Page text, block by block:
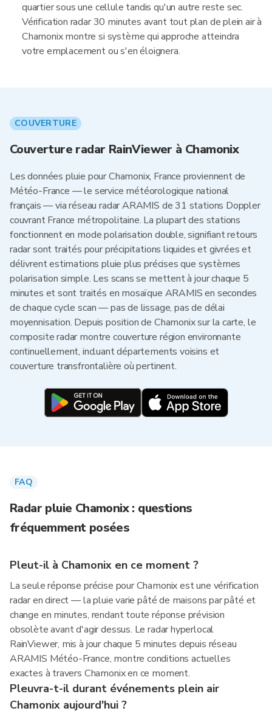
quartier sous une cellule tandis qu'un autre reste sec.
Vérification radar 30 minutes avant tout plan de plein air à
Chamonix montre si système qui approche atteindra
votre emplacement ou s'en éloignera.
COUVERTURE
Couverture radar RainViewer à Chamonix
Les données pluie pour Chamonix, France proviennent de
Météo-France — le service météorologique national
français — via réseau radar ARAMIS de 31 stations Doppler
couvrant France métropolitaine. La plupart des stations
fonctionnent en mode polarisation double, signifiant retours
radar sont traités pour précipitations liquides et givrées et
délivrent estimations pluie plus précises que systèmes
polarisation simple. Les scans se mettent à jour chaque 5
minutes et sont traités en mosaïque ARAMIS en secondes
de chaque cycle scan — pas de lissage, pas de délai
moyennisation. Depuis position de Chamonix sur la carte, le
composite radar montre couverture région environnante
continuellement, incluant départements voisins et
couverture transfrontalière où pertinent.
FAQ
Radar pluie Chamonix : questions
fréquemment posées
Pleut-il à Chamonix en ce moment ?
La seule réponse précise pour Chamonix est une vérification
radar en direct — la pluie varie pâté de maisons par pâté et
change en minutes, rendant toute réponse prévision
obsolète avant d'agir dessus. Le radar hyperlocal
RainViewer, mis à jour chaque 5 minutes depuis réseau
ARAMIS Météo-France, montre conditions actuelles
exactes à travers Chamonix en ce moment.
Pleuvra-t-il durant événements plein air
Chamonix aujourd'hui ?